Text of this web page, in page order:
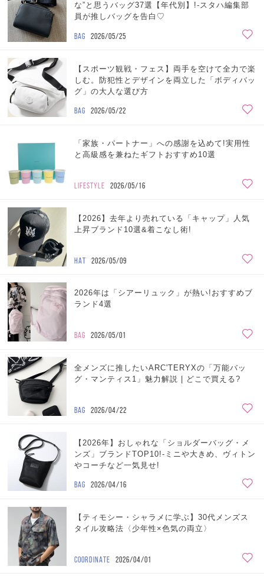
な”と思うバッグ37選【年代別】!-スタハ編集部
員が推しバッグを告白♡
BAG 2026/05/25
【スポーツ観戦・フェス】両手を空けて全力で楽
しむ。防犯性とデザインを両立した「ボディバッ
グ」の大人な選び方
BAG 2026/05/22
「家族・パートナー」への感謝を込めて!実用性
と高級感を兼ねたギフトおすすめ10選
LIFESTYLE 2026/05/16
【2026】去年より売れている「キャップ」人気
上昇ブランド10選&着こなし術!
HAT 2026/05/09
2026年は「シアーリュック」が熱い!おすすめブ
ランド4選
BAG 2026/05/01
全メンズに推したいARC'TERYXの「万能バッ
グ・マンティス1」魅力解説 | どこで買える?
BAG 2026/04/22
【2026年】おしゃれな「ショルダーバッグ・メ
ンズ」ブランドTOP10!-ミニや大きめ、ヴィトン
やコーチなど一気見せ!
BAG 2026/04/16
【ティモシー・シャラメに学ぶ】30代メンズス
タイル攻略法〈少年性×色気の両立〉
COORDINATE 2026/04/01